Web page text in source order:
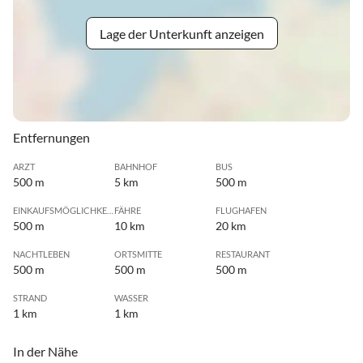
Lage der Unterkunft anzeigen
Entfernungen
ARZT
500 m
BAHNHOF
5 km
BUS
500 m
500 m
FÄHRE
10 km
FLUGHAFEN
20 km
NACHTLEBEN
500 m
ORTSMITTE
500 m
RESTAURANT
500 m
STRAND
1 km
WASSER
1 km
In der Nähe